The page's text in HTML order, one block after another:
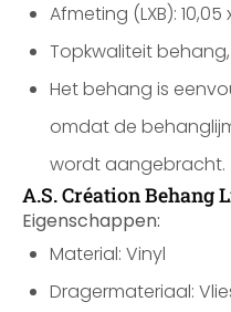
Afmeting (LXB): 10,05
Topkwaliteit
Het behang is
omdat de
wordt aangebracht.
A.S. Création Behang
Eigenschappen:
Material: Vinyl
Dragermateriaal: